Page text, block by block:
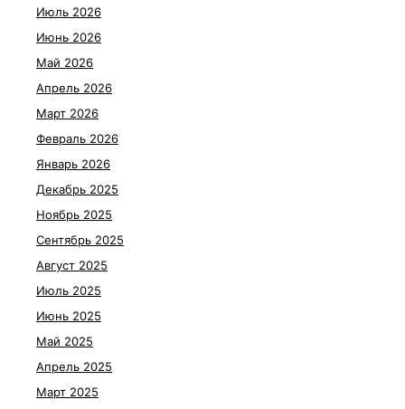
Июль 2026
Июнь 2026
Май 2026
Апрель 2026
Март 2026
Февраль 2026
Январь 2026
Декабрь 2025
Ноябрь 2025
Сентябрь 2025
Август 2025
Июль 2025
Июнь 2025
Май 2025
Апрель 2025
Март 2025